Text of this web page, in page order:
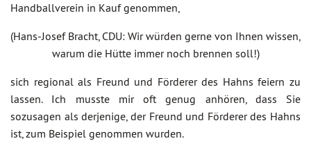
Handballverein in Kauf genommen,
(Hans-Josef Bracht, CDU: Wir würden gerne von Ihnen wissen,
warum die Hütte immer noch brennen soll!)
sich regional als Freund und Förderer des Hahns feiern zu
lassen. Ich musste mir oft genug anhören, dass Sie
sozusagen als derjenige, der Freund und Förderer des Hahns
ist, zum Beispiel genommen wurden.